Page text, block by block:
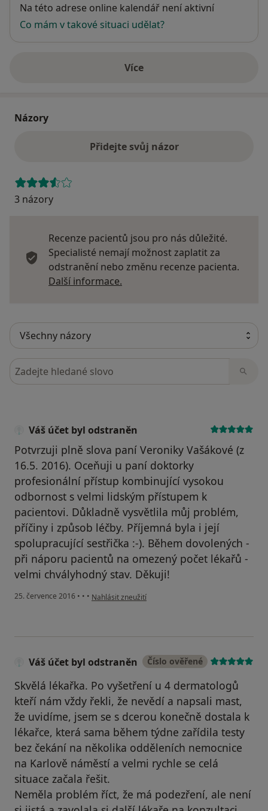
Dostupnost
Na této adrese online kalendář není aktivní
Co mám v takové situaci udělat?
Víceo adrese
Názory
Přidejte svůj názor
3 názory
Recenze pacientů jsou pro nás důležité.
Specialisté nemají možnost zaplatit za
odstranění nebo změnu recenze pacienta.
Další informace.
Hledejte v názorech
Váš účet byl odstraněn
Potvrzuji plně slova paní Veroniky Vašákové (z
16.5. 2016). Oceňuji u paní doktorky
profesionální přístup kombinující vysokou
odbornost s velmi lidským přístupem k
pacientovi. Důkladně vysvětlila můj problém,
příčiny i způsob léčby. Příjemná byla i její
spolupracující sestřička :-). Během dovolených -
při náporu pacientů na omezený počet lékařů -
velmi chvályhodný stav. Děkuji!
25. července 2016 • • • podle názoru uživatele Váš účet byl odstraněn
Nahlásit zneužití
Váš účet byl odstraněn Číslo ověřené
Skvělá lékařka. Po vyšetření u 4 dermatologů
kteří nám vždy řekli, že nevědí a napsali mast,
že uvidíme, jsem se s dcerou konečně dostala k
lékařce, která sama během týdne zařídila testy
bez čekání na několika odděleních nemocnice
na Karlově náměstí a velmi rychle se celá
situace začala řešit.
Neměla problém říct, že má podezření, ale není